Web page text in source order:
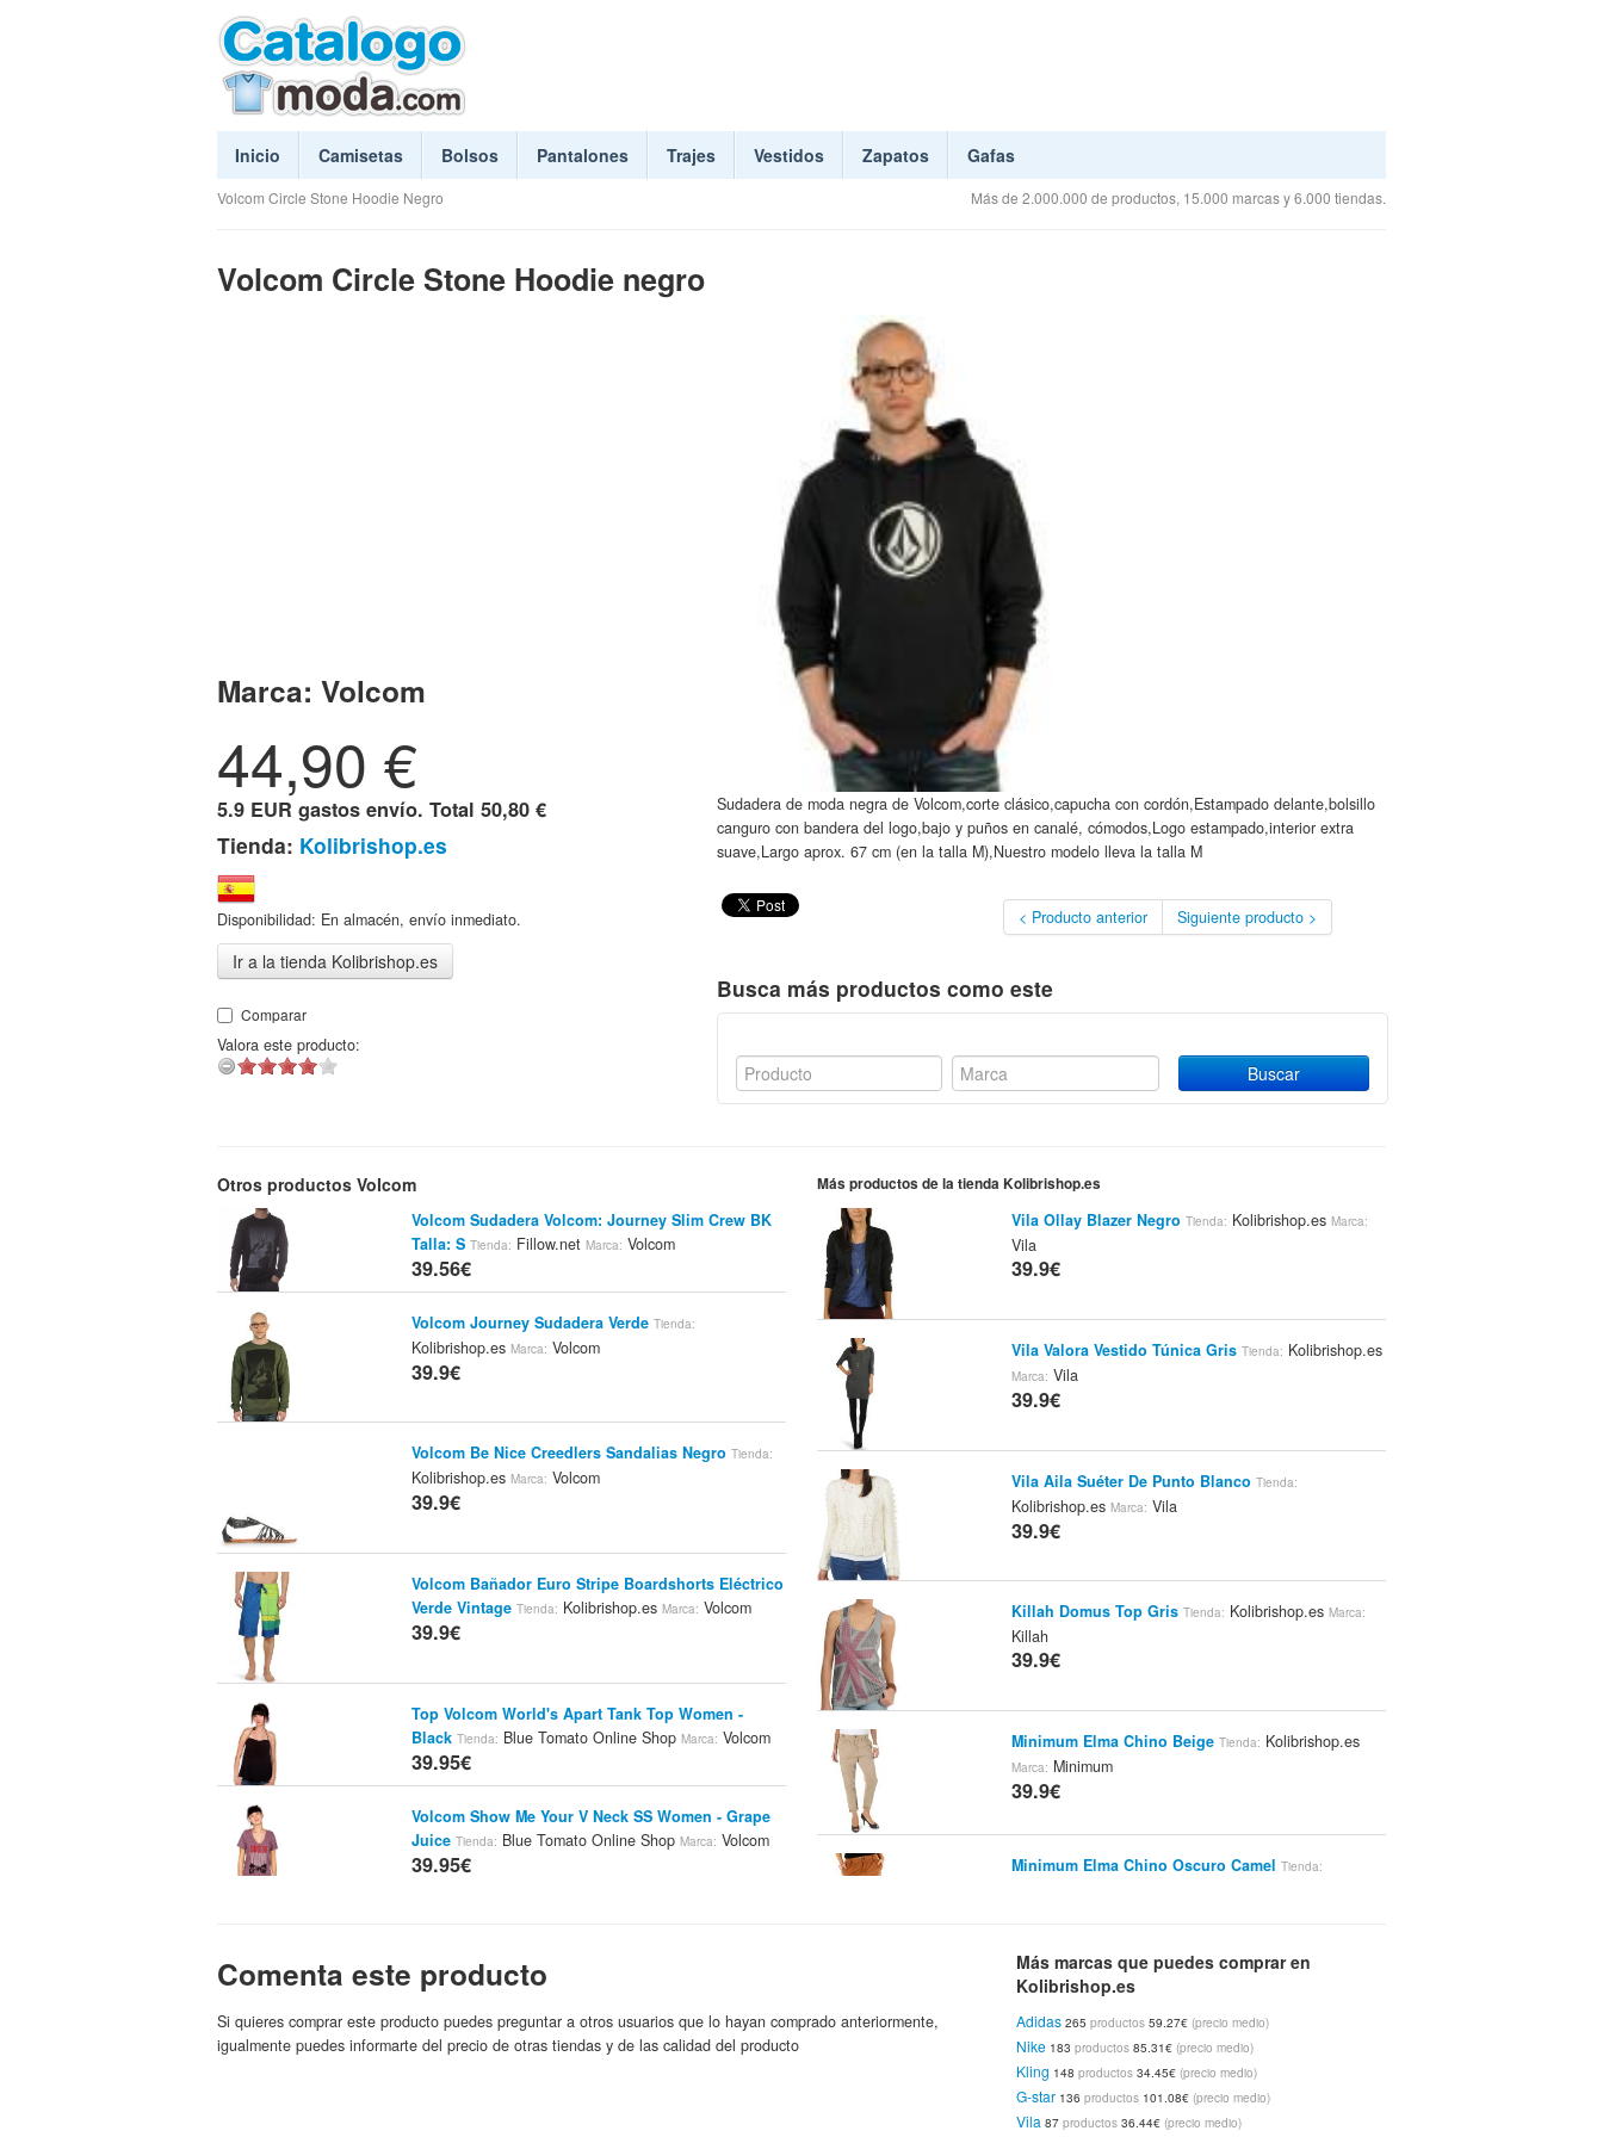
Inicio Camisetas Bolsos Pantalones Trajes Vestidos Zapatos Gafas
Volcom Circle Stone Hoodie Negro Más de 2.000.000 de productos, 15.000 marcas y 6.000 tiendas.
Volcom Circle Stone Hoodie negro
Marca: Volcom
44,90 €
5.9 EUR gastos envío. Total 50,80 €
Tienda: Kolibrishop.es
Disponibilidad: En almacén, envío inmediato.
Ir a la tienda Kolibrishop.es
Comparar
Valora este producto:
Sudadera de moda negra de Volcom,corte clásico,capucha con cordón,Estampado delante,bolsillo
canguro con bandera del logo,bajo y puños en canalé, cómodos,Logo estampado,interior extra
suave,Largo aprox. 67 cm (en la talla M),Nuestro modelo lleva la talla M
< Producto anterior Siguiente producto >
Busca más productos como este
Otros productos Volcom
Volcom Sudadera Volcom: Journey Slim Crew BK
Talla: S Tienda: Fillow.netMarca: Volcom
39.56€
Volcom Journey Sudadera Verde Tienda:
Kolibrishop.esMarca: Volcom
39.9€
Volcom Be Nice Creedlers Sandalias Negro Tienda:
Kolibrishop.esMarca: Volcom
39.9€
Volcom Bañador Euro Stripe Boardshorts Eléctrico
Verde Vintage Tienda: Kolibrishop.esMarca: Volcom
39.9€
Top Volcom World's Apart Tank Top Women -
Black Tienda: Blue Tomato Online ShopMarca: Volcom
39.95€
Volcom Show Me Your V Neck SS Women - Grape
Juice Tienda: Blue Tomato Online ShopMarca: Volcom
39.95€
39.95€
Top Volcom Fiji Pro Twister Tank Top Women -
Black Tienda:Blue Tomato Online ShopMarca:Volcom
Más productos de la tienda Kolibrishop.es
Vila Ollay Blazer Negro Tienda: Kolibrishop.es Marca:
Vila
39.9€
Vila Valora Vestido Túnica Gris Tienda: Kolibrishop.es
Marca: Vila
39.9€
Vila Aila Suéter De Punto Blanco Tienda:
Kolibrishop.es Marca: Vila
39.9€
Killah Domus Top Gris Tienda: Kolibrishop.es Marca:
Killah
39.9€
Minimum Elma Chino Beige Tienda: Kolibrishop.es
Marca: Minimum
39.9€
Minimum Elma Chino Oscuro Camel Tienda:
Selected Carl Pantalón De Pijama Azul Claro A
Rayas Blancas Tienda: Kolibrishop.esMarca:
39.9€
Minimum Malai Top Burdeos Tienda:
Comenta este producto
Si quieres comprar este producto puedes preguntar a otros usuarios que lo hayan comprado anteriormente,
igualmente puedes informarte del precio de otras tiendas y de las calidad del producto
Más marcas que puedes comprar en
Kolibrishop.es
Adidas 265productos 59.27€ (precio medio)
Nike 183productos 85.31€ (precio medio)
Kling 148productos 34.45€ (precio medio)
G-star 136productos 101.08€ (precio medio)
Vila 87productos 36.44€ (precio medio)